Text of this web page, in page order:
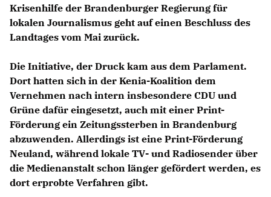
Krisenhilfe der Brandenburger Regierung für
lokalen Journalismus geht auf einen Beschluss des
Landtages vom Mai zurück.
Die Initiative, der Druck kam aus dem Parlament.
Dort hatten sich in der Kenia-Koalition dem
Vernehmen nach intern insbesondere CDU und
Grüne dafür eingesetzt, auch mit einer Print-
Förderung ein Zeitungssterben in Brandenburg
abzuwenden. Allerdings ist eine Print-Förderung
Neuland, während lokale TV- und Radiosender über
die Medienanstalt schon länger gefördert werden, es
dort erprobte Verfahren gibt.